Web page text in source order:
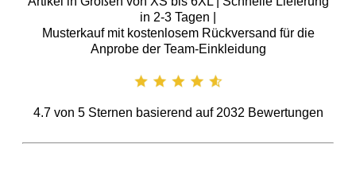
in 2-3 Tagen |
Musterkauf mit kostenlosem Rückversand für die
Anprobe der Team-Einkleidung
4.7von 5Sternen basierend auf 2032 Bewertungen